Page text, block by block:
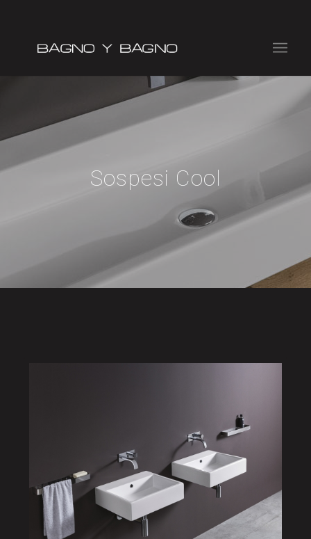
Sospesi Cool